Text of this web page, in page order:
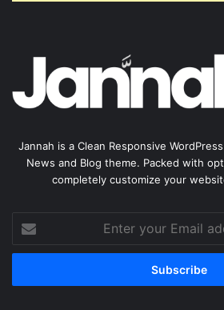
Jannah is a Clean Responsive
News and Blog theme. Packed with
completely customize your
your
Email